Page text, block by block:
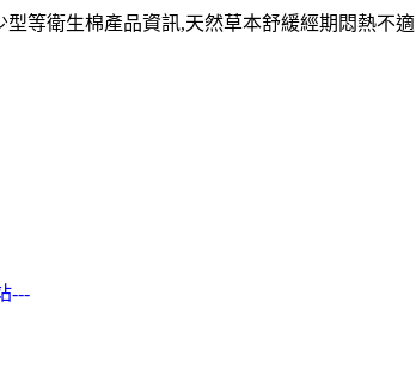
等衛生棉產品資訊,天然草本舒緩經期悶熱不適
---